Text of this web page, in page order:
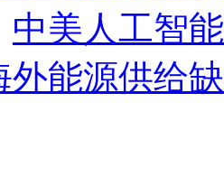
中美人工智
外能源供给